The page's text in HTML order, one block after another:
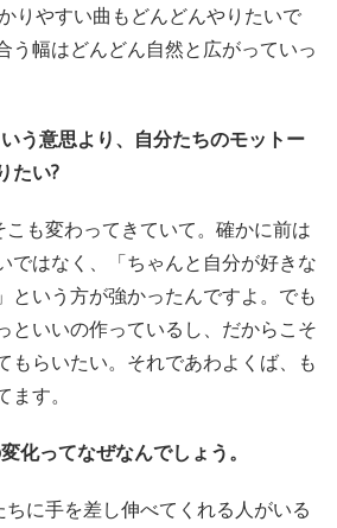
りやすい曲もどんどんやりたいで
う幅はどんどん自然と広がっていっ
う意思より、自分たちのモットー
たい?
こも変わってきていて。確かに前は
ではなく、「ちゃんと自分が好きな
という方が強かったんですよ。でも
といいの作っているし、だからこそ
もらいたい。それであわよくば、も
す。
化ってなぜなんでしょう。
ちに手を差し伸べてくれる人がいる